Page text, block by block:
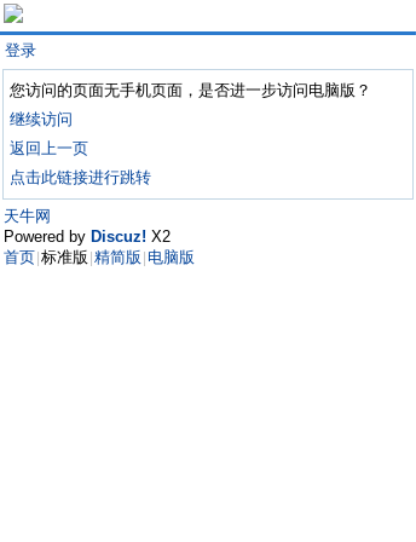
登录
您访问的页面无手机页面，是否进一步访问电脑版？
继续访问
返回上一页
点击此链接进行跳转
天牛网
Powered by Discuz! X2
首页 标准版 精简版 电脑版